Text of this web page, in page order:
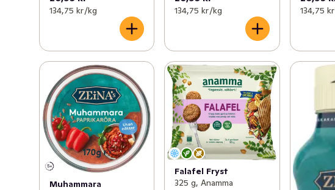
134,75 kr /kg 134,75 kr /kg 134,75
Muhammara
Falafel Fryst
325 g, Anamma